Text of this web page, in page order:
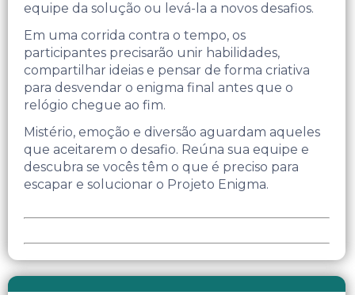
equipe da solução ou levá-la a novos desafios.
Em uma corrida contra o tempo, os
participantes precisarão unir habilidades,
compartilhar ideias e pensar de forma criativa
para desvendar o enigma final antes que o
relógio chegue ao fim.
Mistério, emoção e diversão aguardam aqueles
que aceitarem o desafio. Reúna sua equipe e
descubra se vocês têm o que é preciso para
escapar e solucionar o Projeto Enigma.